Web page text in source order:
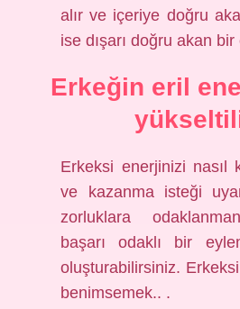
alır ve içeriye doğru
ise dışarı doğru akan
Erkeğin eril
Erkeksi enerjinizi nasıl
ve kazanma isteği
zorluklara
başarı odaklı bir
oluşturabilirsiniz.
benimsemek.. .